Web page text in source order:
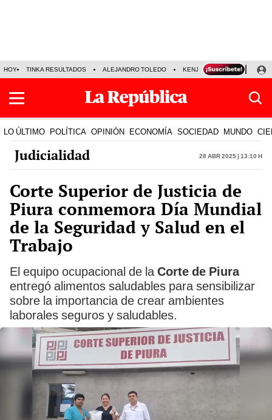
HOY TINKA RESULTADOS ALEJANDRO TOLEDO KENJI FUJIMORI
LO ÚLTIMO POLÍTICA OPINIÓN ECONOMÍA SOCIEDAD MUNDO
Judicialidad 28 Abr 2025 | 13:10 h
Corte Superior de Justicia de
Piura conmemora Día Mundial
de la Seguridad y Salud en el
Trabajo
El equipo ocupacional de la Corte de Piura
entregó alimentos saludables para sensibilizar
sobre la importancia de crear ambientes
laborales seguros y saludables.